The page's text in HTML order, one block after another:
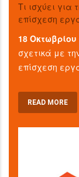
Τι ισχύει για
επίσχεση
18 Οκτωβρίου
σχετικά με
επίσχεση
READ MORE